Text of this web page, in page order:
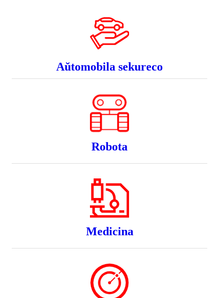
Aŭtomobila sekureco
Robota
Medicina